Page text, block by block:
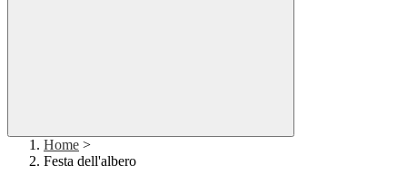
Home >
Festa dell'albero